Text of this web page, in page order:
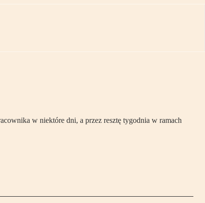
w niektóre dni, a przez resztę tygodnia w ramach